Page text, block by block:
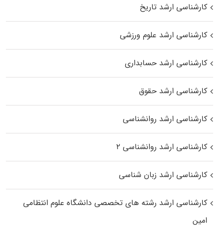
کارشناسی ارشد تاریخ
کارشناسی ارشد علوم ورزشی
کارشناسی ارشد حسابداری
کارشناسی ارشد حقوق
کارشناسی ارشد روانشناسی
کارشناسی ارشد روانشناسی ۲
کارشناسی ارشد زبان شناسی
کارشناسی ارشد رﺷﺘﻪ ﻫﺎی تخصصی داﻧﺸﮕﺎه ﻋﻠﻮم انتظامی
اﻣﻴﻦ